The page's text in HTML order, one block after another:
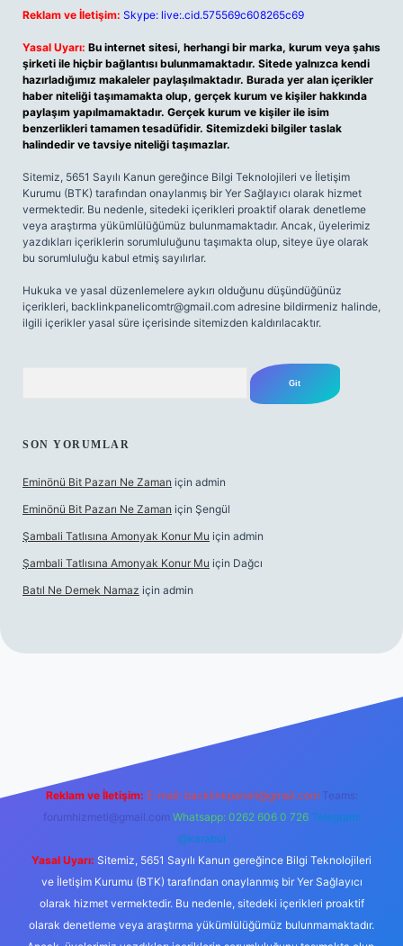
Reklam ve İletişim: Skype: live:.cid.575569c608265c69
Yasal Uyarı: Bu internet sitesi, herhangi bir marka, kurum veya şahıs
şirketi ile hiçbir bağlantısı bulunmamaktadır. Sitede yalnızca kendi
hazırladığımız makaleler paylaşılmaktadır. Burada yer alan içerikler
haber niteliği taşımamakta olup, gerçek kurum ve kişiler hakkında
paylaşım yapılmamaktadır. Gerçek kurum ve kişiler ile isim
benzerlikleri tamamen tesadüfidir. Sitemizdeki bilgiler taslak
halindedir ve tavsiye niteliği taşımazlar.
Sitemiz, 5651 Sayılı Kanun gereğince Bilgi Teknolojileri ve İletişim
Kurumu (BTK) tarafından onaylanmış bir Yer Sağlayıcı olarak hizmet
vermektedir. Bu nedenle, sitedeki içerikleri proaktif olarak denetleme
veya araştırma yükümlülüğümüz bulunmamaktadır. Ancak, üyelerimiz
yazdıkları içeriklerin sorumluluğunu taşımakta olup, siteye üye olarak
bu sorumluluğu kabul etmiş sayılırlar.
Hukuka ve yasal düzenlemelere aykırı olduğunu düşündüğünüz
içerikleri, backlinkpanelicomtr@gmail.com adresine bildirmeniz halinde,
ilgili içerikler yasal süre içerisinde sitemizden kaldırılacaktır.
SON YORUMLAR
Eminönü Bit Pazarı Ne Zaman için admin
Eminönü Bit Pazarı Ne Zaman için Şengül
Şambali Tatlısına Amonyak Konur Mu için admin
Şambali Tatlısına Amonyak Konur Mu için Dağcı
Batıl Ne Demek Namaz için admin
Reklam ve İletişim: E-mail: backlinkpaneli@gmail.com Teams:
forumhizmeti@gmail.com Whatsapp: 0262 606 0 726 Telegram:
@karabul
Yasal Uyarı: Sitemiz, 5651 Sayılı Kanun gereğince Bilgi Teknolojileri
ve İletişim Kurumu (BTK) tarafından onaylanmış bir Yer Sağlayıcı
olarak hizmet vermektedir. Bu nedenle, sitedeki içerikleri proaktif
olarak denetleme veya araştırma yükümlülüğümüz bulunmamaktadır.